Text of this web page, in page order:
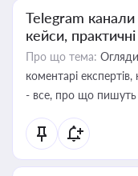
Telegram канали
кейси,
Про що тема:
коментарі
- все, про що пишуть